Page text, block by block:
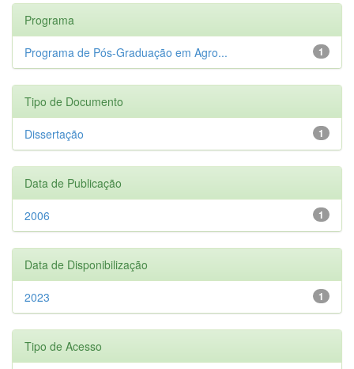
Programa
1
Programa de Pós-Graduação em Agro...
Tipo de Documento
1
Dissertação
Data de Publicação
1
2006
Data de Disponibilização
1
2023
Tipo de Acesso